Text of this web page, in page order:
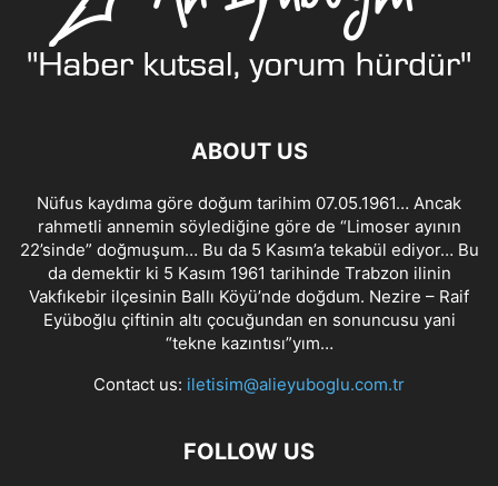
ABOUT US
Nüfus kaydıma göre doğum tarihim 07.05.1961… Ancak
rahmetli annemin söylediğine göre de “Limoser ayının
22’sinde” doğmuşum… Bu da 5 Kasım’a tekabül ediyor… Bu
da demektir ki 5 Kasım 1961 tarihinde Trabzon ilinin
Vakfıkebir ilçesinin Ballı Köyü’nde doğdum. Nezire – Raif
Eyüboğlu çiftinin altı çocuğundan en sonuncusu yani
“tekne kazıntısı”yım…
Contact us: iletisim@alieyuboglu.com.tr
FOLLOW US